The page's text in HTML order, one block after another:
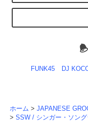
FUNK45 DJ
ホーム > JAPANESE
> SSW / シンガー・ソング